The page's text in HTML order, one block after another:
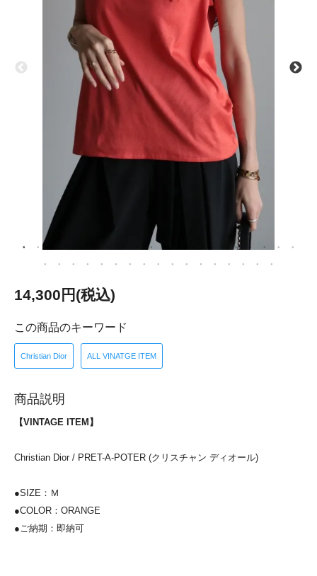
14,300円(税込)
この商品のキーワード
Christian Dior ALL VINATGE ITEM
商品説明
【VINTAGE ITEM】
Christian Dior / PRET-A-POTER (クリスチャン ディオール)
●SIZE：Ｍ
●COLOR：ORANGE
●ご納期：即納可